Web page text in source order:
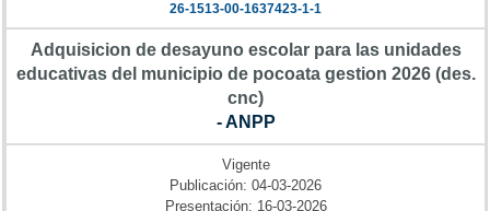
26-1513-00-1637423-1-1
Adquisicion de desayuno escolar para las unidades
educativas del municipio de pocoata gestion 2026 (des.
cnc)
- ANPP
Vigente
Publicación: 04-03-2026
Presentación: 16-03-2026